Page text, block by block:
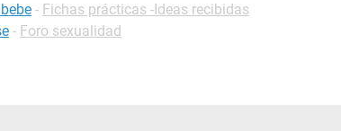
- Fichas prácticas -Ideas recibidas
- Foro sexualidad